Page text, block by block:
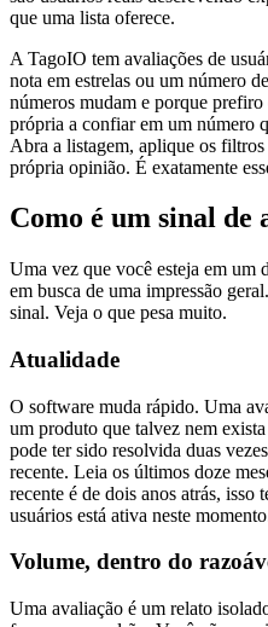
que uma lista oferece.
A TagoIO tem avaliações de
nota em estrelas ou um número
números mudam e porque
própria a confiar em um número
Abra a listagem, aplique os
própria opinião. É exatamente
Como é um sinal de
Uma vez que você esteja em um
em busca de uma impressão
sinal. Veja o que pesa muito.
Atualidade
O software muda rápido. Uma
um produto que talvez nem
pode ter sido resolvida duas
recente. Leia os últimos doze
recente é de dois anos atrás, isso
usuários está ativa neste
Volume, dentro do
Uma avaliação é um relato